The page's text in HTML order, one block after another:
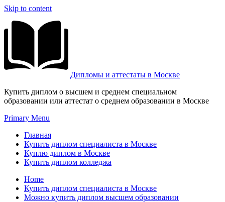
Skip to content
Дипломы и аттестаты в Москве
Купить диплом о высшем и среднем специальном
образовании или аттестат о среднем образовании в Москве
Primary Menu
Главная
Купить диплом специалиста в Москве
Куплю диплом в Москве
Купить диплом колледжа
Home
Купить диплом специалиста в Москве
Можно купить диплом высшем образовании